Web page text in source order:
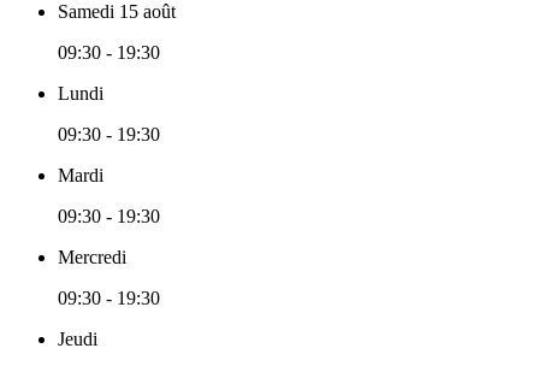
Samedi 15 août
09:30 - 19:30
Lundi
09:30 - 19:30
Mardi
09:30 - 19:30
Mercredi
09:30 - 19:30
Jeudi